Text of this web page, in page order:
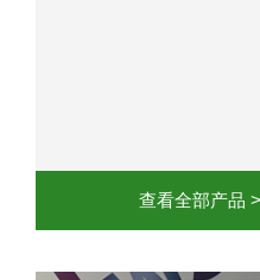
mini
查看全部产品